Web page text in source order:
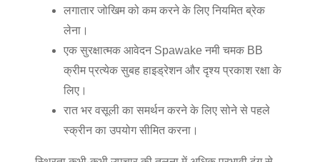
लगातार जोखिम को कम करने के लिए नियमित ब्रेक
लेना।
एक सुरक्षात्मक आवेदन Spawake नमी चमक BB
क्रीमप्रत्येक सुबह हाइड्रेशन और दृश्य प्रकाश रक्षा के
लिए।
रात भर वसूली का समर्थन करने के लिए सोने से पहले
स्क्रीन का उपयोग सीमित करना।